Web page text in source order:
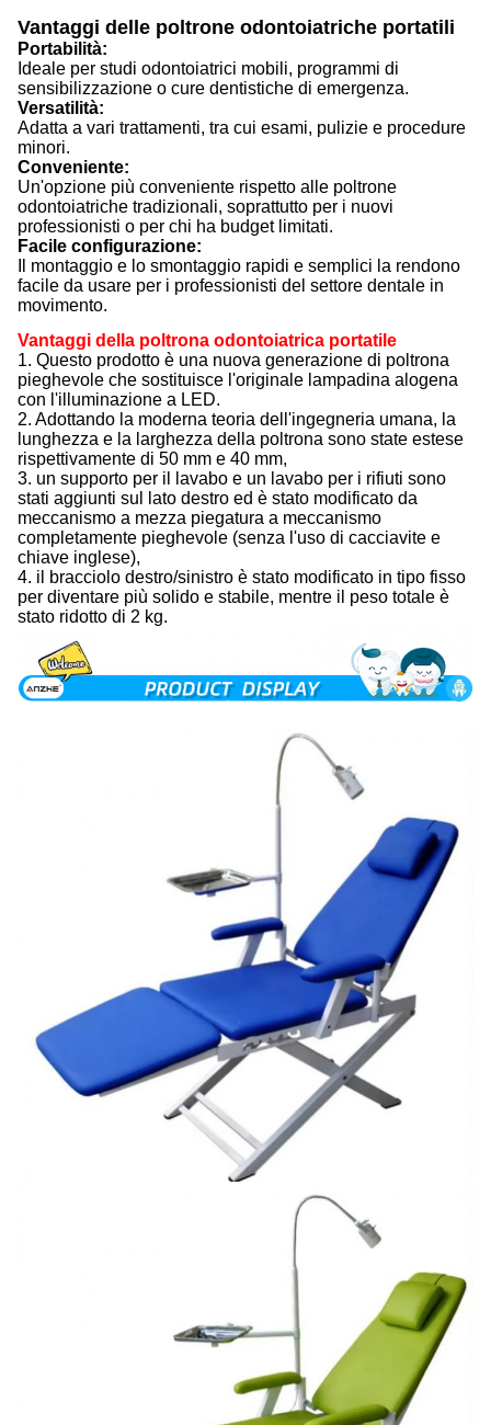
Vantaggi delle poltrone odontoiatriche portatili
Portabilità:
Ideale per studi odontoiatrici mobili, programmi di
sensibilizzazione o cure dentistiche di emergenza.
Versatilità:
Adatta a vari trattamenti, tra cui esami, pulizie e procedure
minori.
Conveniente:
Un'opzione più conveniente rispetto alle poltrone
odontoiatriche tradizionali, soprattutto per i nuovi
professionisti o per chi ha budget limitati.
Facile configurazione:
Il montaggio e lo smontaggio rapidi e semplici la rendono
facile da usare per i professionisti del settore dentale in
movimento.
Vantaggi della poltrona odontoiatrica portatile
1. Questo prodotto è una nuova generazione di poltrona
pieghevole che sostituisce l'originale lampadina alogena
con l'illuminazione a LED.
2. Adottando la moderna teoria dell'ingegneria umana, la
lunghezza e la larghezza della poltrona sono state estese
rispettivamente di 50 mm e 40 mm,
3. un supporto per il lavabo e un lavabo per i rifiuti sono
stati aggiunti sul lato destro ed è stato modificato da
meccanismo a mezza piegatura a meccanismo
completamente pieghevole (senza l'uso di cacciavite e
chiave inglese),
4. il bracciolo destro/sinistro è stato modificato in tipo fisso
per diventare più solido e stabile, mentre il peso totale è
stato ridotto di 2 kg.